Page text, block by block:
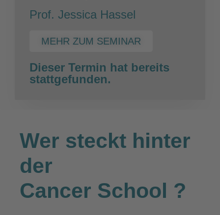
Prof. Jessica Hassel
MEHR ZUM SEMINAR
Dieser Termin hat bereits
stattgefunden.
Wer steckt hinter
der
Cancer School ?